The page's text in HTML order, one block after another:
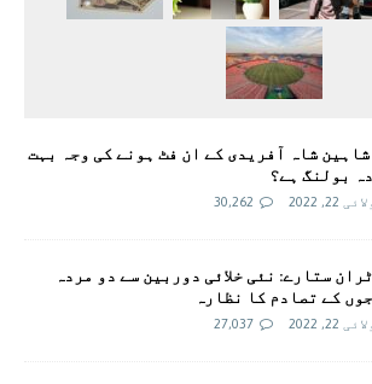
شاہ آفریدی کے ان فٹ ہونے کی وجہ بہت
بولنگ ہے؟
22, 2022
30,262
ستارے: نئی خلائی دوربین سے دو مردہ
کے تصادم کا نظارہ
22, 2022
27,037